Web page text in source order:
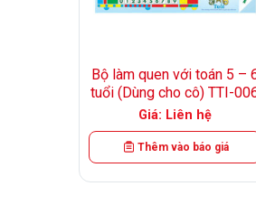
Bộ làm quen với toán 5 –
tuổi (Dùng cho cô) TTI-
Giá: Liên hệ
Thêm vào báo giá